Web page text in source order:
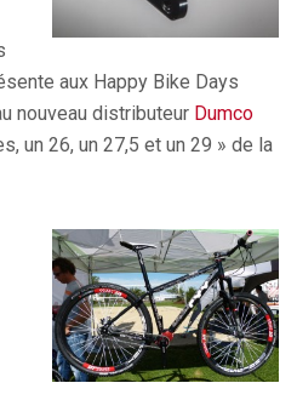
aux Happy Bike Days
nouveau distributeur Dumco
un 26, un 27,5 et un 29 » de la